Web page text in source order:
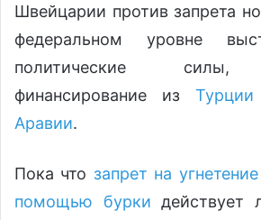
Швейцарии против запрета
федеральном уровне
политические силы,
финансирование из Турции
Аравии.
Пока что запрет на
помощью бурки действует